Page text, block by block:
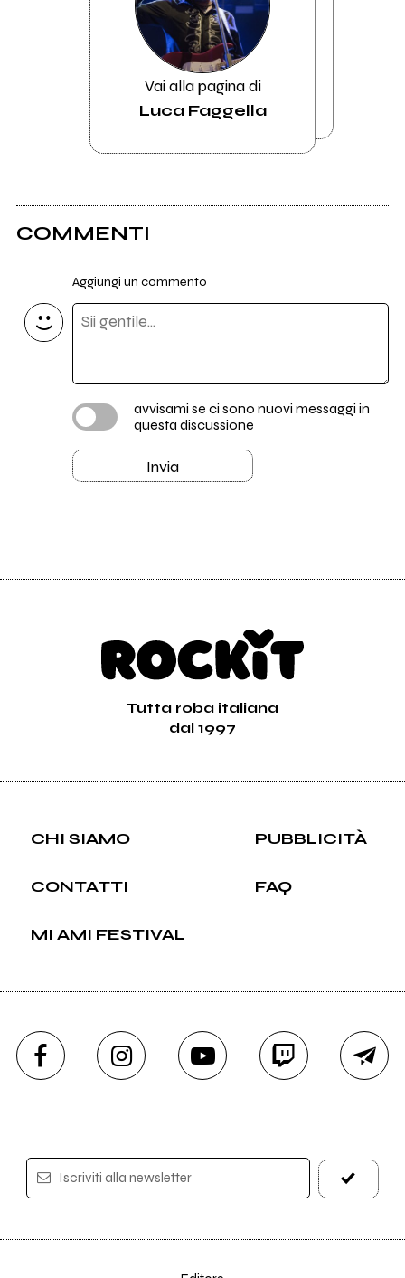
Vai alla pagina di
Luca Faggella
COMMENTI
Aggiungi un commento
avvisami se ci sono nuovi messaggi in
questa discussione
Invia
Tutta roba italiana
dal 1997
CHI SIAMO PUBBLICITÀ
CONTATTI FAQ
MI AMI FESTIVAL
Iscriviti alla newsletter